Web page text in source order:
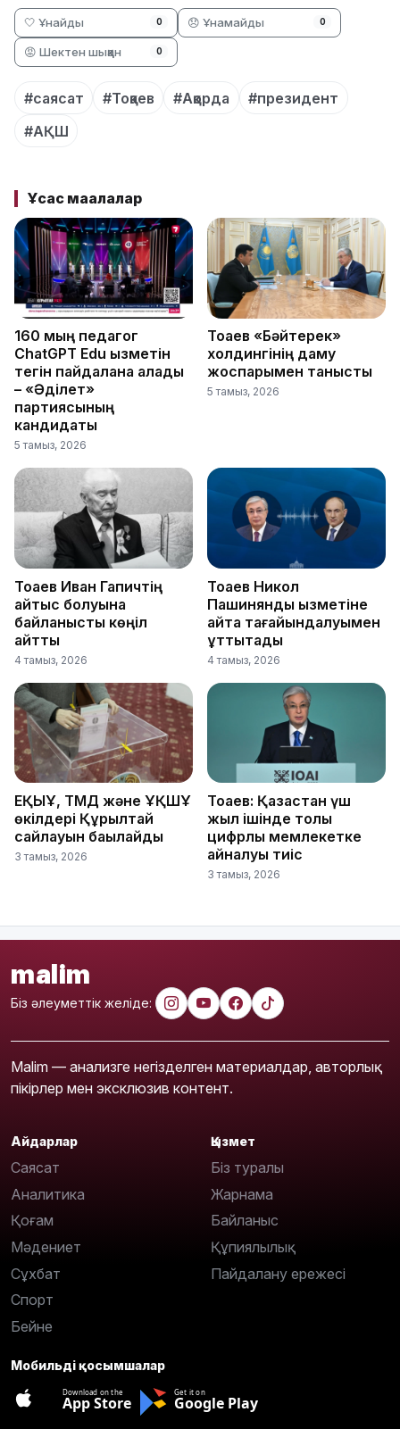
🤍 Ұнайды 0 😞 Ұнамайды 0
😡 Шектен шыққан 0
#саясат #Тоқаев #Ақорда
#президент
#АҚШ
Ұқсас мақалалар
160 мың педагог
ChatGPT Edu қызметін
тегін пайдалана алады
– «Әділет»
партиясының
кандидаты
5 тамыз, 2026
Тоқаев «Бәйтерек»
холдингінің даму
жоспарымен танысты
5 тамыз, 2026
Тоқаев Иван Гапичтің
қайтыс болуына
байланысты көңіл
айтты
4 тамыз, 2026
Тоқаев Никол
Пашинянды қызметіне
қайта тағайындалуымен
құттықтады
4 тамыз, 2026
ЕҚЫҰ, ТМД және ҰҚШҰ
өкілдері Құрылтай
сайлауын бақылайды
3 тамыз, 2026
Тоқаев: Қазақстан үш
жыл ішінде толық
цифрлық мемлекетке
айналуы тиіс
3 тамыз, 2026
malim
Біз әлеуметтік желіде:
Malim — анализге негізделген материалдар, авторлық
пікірлер мен эксклюзив контент.
Айдарлар
Саясат
Аналитика
Қоғам
Мәдениет
Сұхбат
Спорт
Бейне
Қызмет
Біз туралы
Жарнама
Байланыс
Құпиялылық
Пайдалану ережесі
Мобильді қосымшалар
Download on the
App Store
Get it on
Google Play